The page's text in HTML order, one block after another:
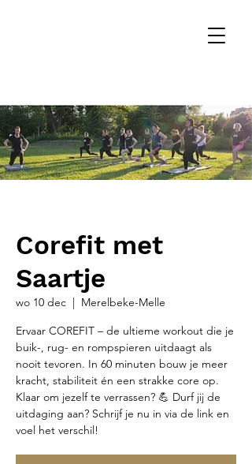
Corefit met
Saartje
wo 10 dec
  |
Merelbeke-Melle
Ervaar COREFIT – de ultieme workout die je
buik-, rug- en rompspieren uitdaagt als
nooit tevoren. In 60 minuten bouw je meer
kracht, stabiliteit én een strakke core op.
Klaar om jezelf te verrassen? 💪 Durf jij de
uitdaging aan? Schrijf je nu in via de link en
voel het verschil!